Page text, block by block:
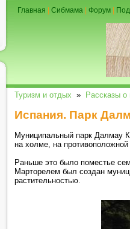
Главная Сибмама Форум
Туризм и отдых » Рассказы о
Испания. Парк
Муниципальный парк Далмау
на холме, на
Раньше это было поместье
Марторелем был создан
растительностью.